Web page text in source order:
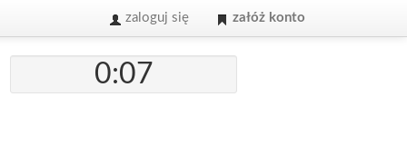
zaloguj się załóż konto
0:07